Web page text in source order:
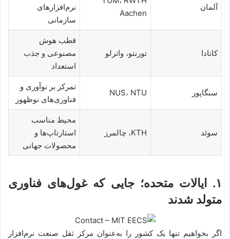
آلمان
Aachen
نرم‌افزارهای
سازمانی
کانادا تورنتو، واترلو
قطب هوش
مصنوعی و جذب
استعداد
سنگاپور NUS، NTU
تمرکز بر نوآوری و
فناوری‌های نوظهور
سوئد KTH، چالمرز
محیط مناسب
استارتاپ‌ها و
محصولات جهانی
۱. ایالات متحده؛ جایی که غول‌های فناوری
متولد شدند
اگر بخواهیم تنها یک کشور را به‌عنوان مرکز ثقل صنعت نرم‌افزار